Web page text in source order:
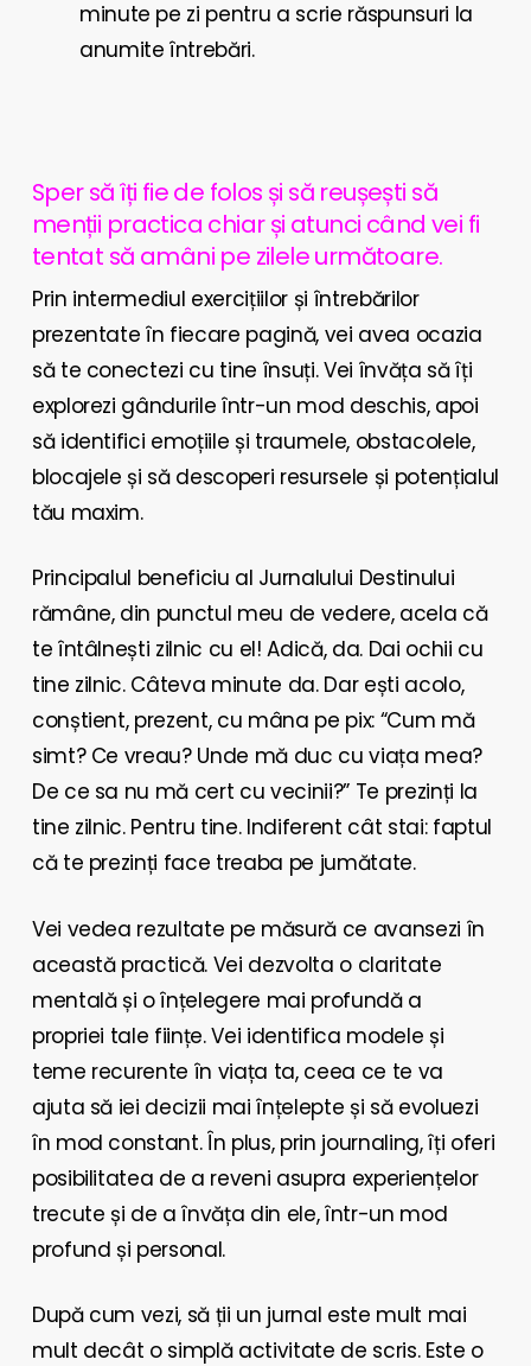
minute pe zi pentru a scrie răspunsuri la
anumite întrebări.
Sper să îți fie de folos și să reușești să
menții practica chiar și atunci când vei fi
tentat să amâni pe zilele următoare.
Prin intermediul exercițiilor și întrebărilor
prezentate în fiecare pagină, vei avea ocazia
să te conectezi cu tine însuți. Vei învăța să îți
explorezi gândurile într-un mod deschis, apoi
să identifici emoțiile și traumele, obstacolele,
blocajele și să descoperi resursele și potențialul
tău maxim.
Principalul beneficiu al Jurnalului Destinului
rămâne, din punctul meu de vedere, acela că
te întâlnești zilnic cu el! Adică, da. Dai ochii cu
tine zilnic. Câteva minute da. Dar ești acolo,
conștient, prezent, cu mâna pe pix: “Cum mă
simt? Ce vreau? Unde mă duc cu viața mea?
De ce sa nu mă cert cu vecinii?” Te prezinți la
tine zilnic. Pentru tine. Indiferent cât stai: faptul
că te prezinți face treaba pe jumătate.
Vei vedea rezultate pe măsură ce avansezi în
această practică. Vei dezvolta o claritate
mentală și o înțelegere mai profundă a
propriei tale ființe. Vei identifica modele și
teme recurente în viața ta, ceea ce te va
ajuta să iei decizii mai înțelepte și să evoluezi
în mod constant. În plus, prin journaling, îți oferi
posibilitatea de a reveni asupra experiențelor
trecute și de a învăța din ele, într-un mod
profund și personal.
După cum vezi, să ții un jurnal este mult mai
mult decât o simplă activitate de scris. Este o